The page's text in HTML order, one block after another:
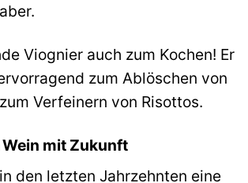
Viognier auch zum Kochen! Er
zum Ablöschen von
Verfeinern von Risottos.
mit Zukunft
den letzten Jahrzehnten eine